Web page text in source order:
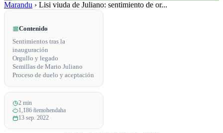
Marandu › Lisi viuda de Juliano: sentimiento de or...
Contenido
Sentimientos tras la
inauguración
Orgullo y legado
Semillas de Mario Juliano
Proceso de duelo y aceptación
2 min
1,186 ñemohendaha
13 sep. 2022